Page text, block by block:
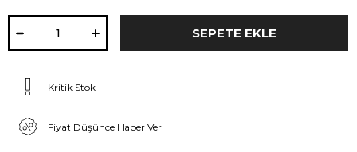
Kritik Stok
Fiyat Düşünce Haber Ver